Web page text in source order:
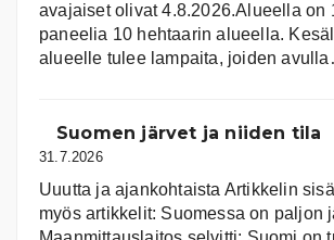
avajaiset olivat 4.8.2026.Alueella on
paneelia 10 hehtaarin alueella.
alueelle tulee lampaita, joiden
Suomen järvet ja niiden tila
31.7.2026
Uuutta ja ajankohtaista Artikkelin
myös artikkelit: Suomessa on pal­jon